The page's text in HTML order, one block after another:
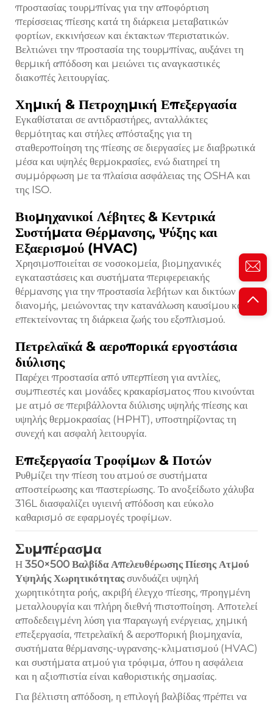
προστασίας τουρμπίνας για την αποφόρτιση
περίσσειας πίεσης κατά τη διάρκεια μεταβατικών
φορτίων, εκκινήσεων και έκτακτων περιστατικών.
Βελτιώνει την προστασία της τουρμπίνας, αυξάνει τη
θερμική απόδοση και μειώνει τις αναγκαστικές
διακοπές λειτουργίας.
Χημική & Πετροχημική Επεξεργασία
Εγκαθίσταται σε αντιδραστήρες, ανταλλάκτες
θερμότητας και στήλες απόσταξης για τη
σταθεροποίηση της πίεσης σε διεργασίες με διαβρωτικά
μέσα και υψηλές θερμοκρασίες, ενώ διατηρεί τη
συμμόρφωση με τα πλαίσια ασφάλειας της OSHA και
της ISO.
Βιομηχανικοί Λέβητες & Κεντρικά
Συστήματα Θέρμανσης, Ψύξης και
Εξαερισμού (HVAC)
Χρησιμοποιείται σε νοσοκομεία, βιομηχανικές
εγκαταστάσεις και συστήματα περιφερειακής
θέρμανσης για την προστασία λεβήτων και δικτύων
διανομής, μειώνοντας την κατανάλωση καυσίμου και
επεκτείνοντας τη διάρκεια ζωής του εξοπλισμού.
Πετρελαϊκά & αεροπορικά εργοστάσια
διύλισης
Παρέχει προστασία από υπερπίεση για αντλίες,
συμπιεστές και μονάδες κρακαρίσματος που κινούνται
με ατμό σε περιβάλλοντα διύλισης υψηλής πίεσης και
υψηλής θερμοκρασίας (HPHT), υποστηρίζοντας τη
συνεχή και ασφαλή λειτουργία.
Επεξεργασία Τροφίμων & Ποτών
Ρυθμίζει την πίεση του ατμού σε συστήματα
αποστείρωσης και παστερίωσης. Το ανοξείδωτο χάλυβα
316L διασφαλίζει υγιεινή απόδοση και εύκολο
καθαρισμό σε εφαρμογές τροφίμων.
Συμπέρασμα
Η 350×500 Βαλβίδα Απελευθέρωσης Πίεσης Ατμού
Υψηλής Χωρητικότητας συνδυάζει υψηλή
χωρητικότητα ροής, ακριβή έλεγχο πίεσης, προηγμένη
μεταλλουργία και πλήρη διεθνή πιστοποίηση. Αποτελεί
αποδεδειγμένη λύση για παραγωγή ενέργειας, χημική
επεξεργασία, πετρελαϊκή & αεροπορική βιομηχανία,
συστήματα θέρμανσης-υγρανσης-κλιματισμού (HVAC)
και συστήματα ατμού για τρόφιμα, όπου η ασφάλεια
και η αξιοπιστία είναι καθοριστικής σημασίας.
Για βέλτιστη απόδοση, η επιλογή βαλβίδας πρέπει να